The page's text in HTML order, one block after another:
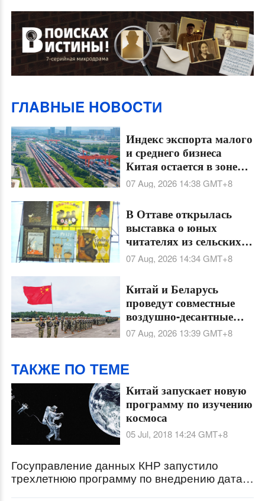
ГЛABHЫE HOBOCTИ
Индекс экспорта малого
и среднего бизнеса
Китая остается в зоне
роста 27 месяцев подряд
07 Aug, 2026 14:38GMT+8
В Оттаве открылась
выставка о юных
читателях из сельских
районов Китая
07 Aug, 2026 14:34GMT+8
Китай и Беларусь
проведут совместные
воздушно-десантные
тренировки
07 Aug, 2026 13:39GMT+8
ТАКЖЕ ПО ТЕМЕ
Китай запускает новую
программу по изучению
космоса
05 Jul, 2018 14:24GMT+8
Госуправление данных КНР запустило
трехлетнюю программу по внедрению дата-